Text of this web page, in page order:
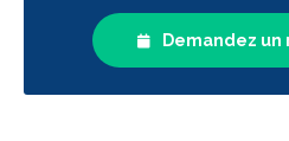
Demandez